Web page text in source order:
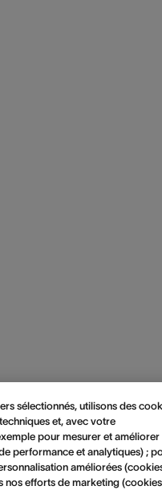
sélectionnés, utilisons des
et, avec votre
pour mesurer et améliorer
performance et analytiques) ;
améliorées
nos efforts de marketing